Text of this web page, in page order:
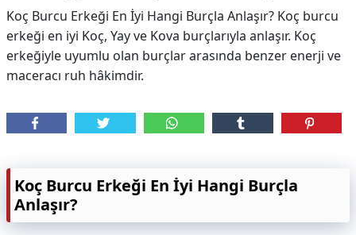
Koç Burcu Erkeği En İyi Hangi Burçla Anlaşır? Koç burcu
erkeği en iyi Koç, Yay ve Kova burçlarıyla anlaşır. Koç
erkeğiyle uyumlu olan burçlar arasında benzer enerji ve
maceracı ruh hâkimdir.
Koç Burcu Erkeği En İyi Hangi Burçla
Anlaşır?